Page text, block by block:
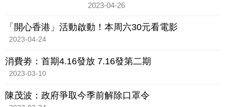
2023-04-26
「開心香港」活動啟動！本周六30元看電影
2023-04-24
消費劵：首期4.16發放 7.16發第二期
2023-03-10
陳茂波：政府爭取今季前解除口罩令